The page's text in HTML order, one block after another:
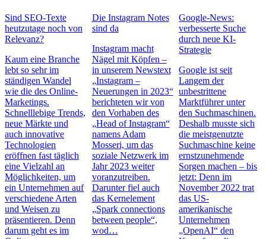
Sind SEO-Texte
heutzutage noch von
Relevanz?
Kaum eine Branche
lebt so sehr im
ständigen Wandel
wie die des Online-
Marketings.
Schnelllebige Trends,
neue Märkte und
auch innovative
Technologien
eröffnen fast täglich
eine Vielzahl an
Möglichkeiten, um
ein Unternehmen auf
verschiedene Arten
und Weisen zu
präsentieren. Denn
darum geht es im
Die Instagram Notes
sind da
Instagram macht
Nägel mit Köpfen –
in unserem Newstext
„Instagram –
Neuerungen in 2023“
berichteten wir von
den Vorhaben des
„Head of Instagram“
namens Adam
Mosseri, um das
soziale Netzwerk im
Jahr 2023 weiter
voranzutreiben.
Darunter fiel auch
das Kernelement
„Spark connections
between people“,
wod…
Google-News:
verbesserte Suche
durch neue KI-
Strategie
Google ist seit
Langem der
unbestrittene
Marktführer unter
den Suchmaschinen.
Deshalb musste sich
die meistgenutzte
Suchmaschine keine
ernstzunehmende
Sorgen machen – bis
jetzt: Denn im
November 2022 trat
das US-
amerikanische
Unternehmen
„OpenAI“ den